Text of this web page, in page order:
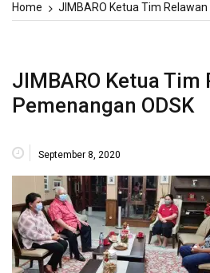
Home JIMBARO Ketua Tim
JIMBARO Ketua Tim
Pemenangan ODSK
September 8, 2020